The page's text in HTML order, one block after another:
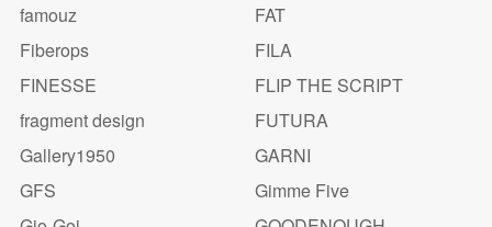
famouz
FAT
Fiberops
FILA
FINESSE
FLIP THE SCRIPT
fragment design
FUTURA
Gallery1950
GARNI
GFS
Gimme Five